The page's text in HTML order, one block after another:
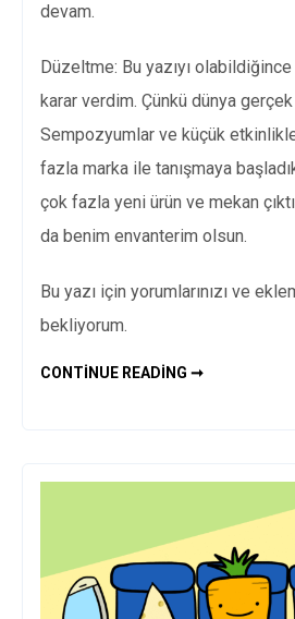
devam.
Düzeltme: Bu yazıyı
karar verdim. Çünkü dünya
Sempozyumlar ve küçük
fazla marka ile tanışmaya
çok fazla yeni ürün ve mekan çıktı
da benim envanterim olsun.
Bu yazı için yorumlarınızı ve
bekliyorum.
CONTINUE READING ➞VEGAN